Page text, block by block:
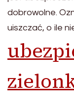
dobrowolne.
uiszczać, o ile